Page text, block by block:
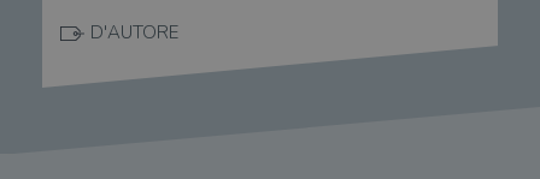
D'AUTORE